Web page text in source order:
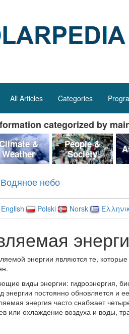
All Articles Categories
categorized by
&
Weather
People &
Society
небо
English Polski Norsk
энергии являются те,
виды энергии: гидроэнергия,
энергии постоянно обновляется и
энергия часто снабжает
или охлаждение воздуха и воды,